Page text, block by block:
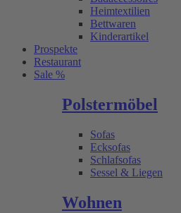
Heimtextilien
Bettwaren
Kinderartikel
Prospekte
Restaurant
Sale %
Polstermöbel
Sofas
Ecksofas
Schlafsofas
Sessel & Liegen
Wohnen